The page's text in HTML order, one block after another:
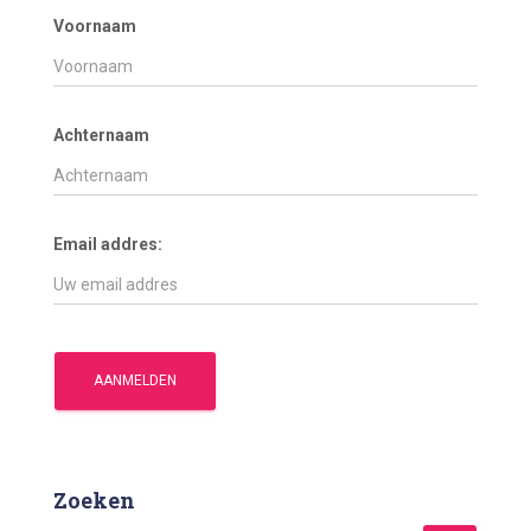
Voornaam
Achternaam
Email addres:
Zoeken